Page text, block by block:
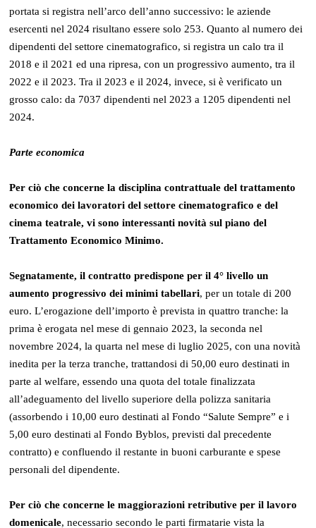
portata si registra nell’arco dell’anno successivo: le aziende
esercenti nel 2024 risultano essere solo 253. Quanto al numero dei
dipendenti del settore cinematografico, si registra un calo tra il
2018 e il 2021 ed una ripresa, con un progressivo aumento, tra il
2022 e il 2023. Tra il 2023 e il 2024, invece, si è verificato un
grosso calo: da 7037 dipendenti nel 2023 a 1205 dipendenti nel
2024.
Parte economica
Per ciò che concerne la disciplina contrattuale del trattamento
economico dei lavoratori del settore cinematografico e del
cinema teatrale, vi sono interessanti novità sul piano del
Trattamento Economico Minimo.
Segnatamente, il contratto predispone per il 4° livello un
aumento progressivo dei minimi tabellari, per un totale di 200
euro. L’erogazione dell’importo è prevista in quattro tranche: la
prima è erogata nel mese di gennaio 2023, la seconda nel
novembre 2024, la quarta nel mese di luglio 2025, con una novità
inedita per la terza tranche, trattandosi di 50,00 euro destinati in
parte al welfare, essendo una quota del totale finalizzata
all’adeguamento del livello superiore della polizza sanitaria
(assorbendo i 10,00 euro destinati al Fondo “Salute Sempre” e i
5,00 euro destinati al Fondo Byblos, previsti dal precedente
contratto) e confluendo il restante in buoni carburante e spese
personali del dipendente.
Per ciò che concerne le maggiorazioni retributive per il lavoro
domenicale, necessario secondo le parti firmatarie vista la